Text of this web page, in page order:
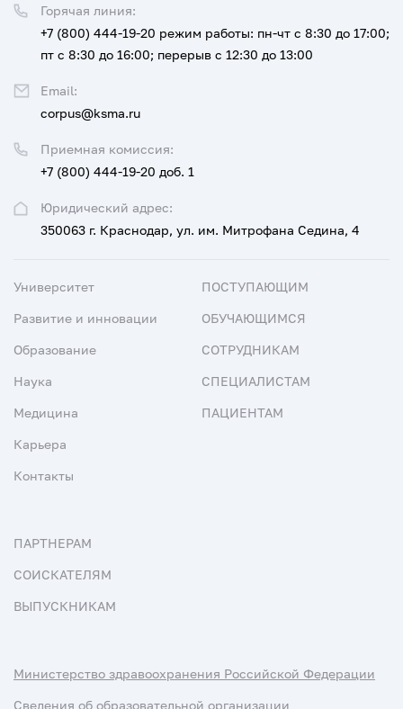
Юридический адрес:
350063 г. Краснодар, ул. им. Митрофана Седина, 4
Приемная комиссия:
+7 (800) 444-19-20 доб. 1
Горячая линия:
+7 (800) 444-19-20 режим работы: пн-чт с 8:30 до 17:00;
пт с 8:30 до 16:00; перерыв с 12:30 до 13:00
Email:
corpus@ksma.ru
Университет
Развитие и инновации
Образование
Наука
Медицина
Карьера
Контакты
ПОСТУПАЮЩИМ
ОБУЧАЮЩИМСЯ
СОТРУДНИКАМ
СПЕЦИАЛИСТАМ
ПАЦИЕНТАМ
ПАРТНЕРАМ
СОИСКАТЕЛЯМ
ВЫПУСКНИКАМ
Министерство здравоохранения Российской Федерации
Сведения об образовательной организации